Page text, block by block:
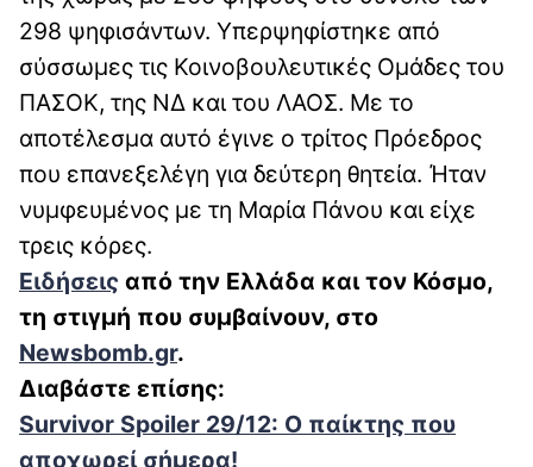
298 ψηφισάντων. Υπερψηφίστηκε από
σύσσωμες τις Κοινοβουλευτικές Ομάδες του
ΠΑΣΟΚ, της ΝΔ και του ΛΑΟΣ. Με το
αποτέλεσμα αυτό έγινε ο τρίτος Πρόεδρος
που επανεξελέγη για δεύτερη θητεία. Ήταν
νυμφευμένος με τη Μαρία Πάνου και είχε
τρεις κόρες.
Ειδήσεις από την Ελλάδα και τον Κόσμο,
τη στιγμή που συμβαίνουν, στο
Newsbomb.gr.
Διαβάστε επίσης:
Survivor Spoiler 29/12: Ο παίκτης που
αποχωρεί σήμερα!